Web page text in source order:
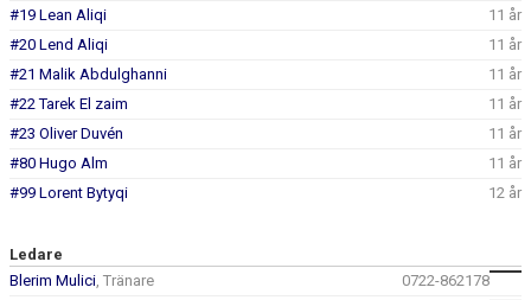
#19 Lean Aliqi
11 år
#20 Lend Aliqi
11 år
#21 Malik Abdulghanni
11 år
#22 Tarek El zaim
11 år
#23 Oliver Duvén
11 år
#80 Hugo Alm
11 år
#99 Lorent Bytyqi
12 år
Ledare
Blerim Mulici, Tränare
0722-862178